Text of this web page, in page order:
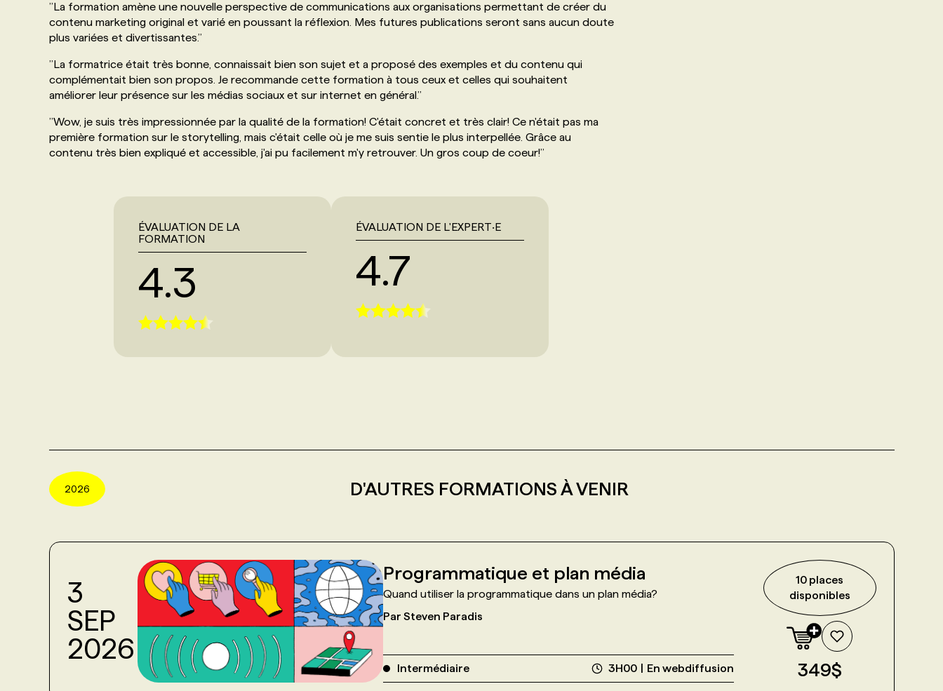
’’La formation amène une nouvelle perspective de communications aux organisations permettant de créer du
contenu marketing original et varié en poussant la réflexion. Mes futures publications seront sans aucun doute
plus variées et divertissantes.’’
’’La formatrice était très bonne, connaissait bien son sujet et a proposé des exemples et du contenu qui
complémentait bien son propos. Je recommande cette formation à tous ceux et celles qui souhaitent
améliorer leur présence sur les médias sociaux et sur internet en général.’’
’’Wow, je suis très impressionnée par la qualité de la formation! C'était concret et très clair! Ce n'était pas ma
première formation sur le storytelling, mais c'était celle où je me suis sentie le plus interpellée. Grâce au
contenu très bien expliqué et accessible, j'ai pu facilement m'y retrouver. Un gros coup de coeur!’’
ÉVALUATION DE LA
FORMATION
4.3
ÉVALUATION DE L'EXPERT‧E
4.7
2026 D'AUTRES FORMATIONS À VENIR
3
SEP
2026
Programmatique et plan média
Quand utiliser la programmatique dans un plan média?
Par Steven Paradis
Intermédiaire 3H00 En webdiffusion
10 places
disponibles
349$